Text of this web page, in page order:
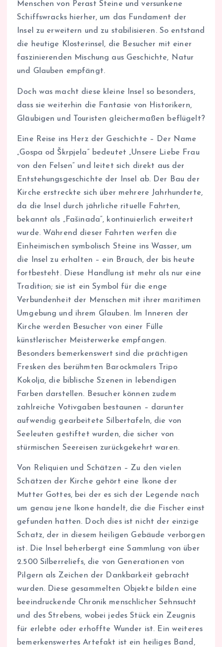
Menschen von Perast Steine und versunkene
Schiffswracks hierher, um das Fundament der
Insel zu erweitern und zu stabilisieren. So entstand
die heutige Klosterinsel, die Besucher mit einer
faszinierenden Mischung aus Geschichte, Natur
und Glauben empfängt.
Doch was macht diese kleine Insel so besonders,
dass sie weiterhin die Fantasie von Historikern,
Gläubigen und Touristen gleichermaßen beflügelt?
Eine Reise ins Herz der Geschichte – Der Name
„Gospa od Škrpjela“ bedeutet „Unsere Liebe Frau
von den Felsen“ und leitet sich direkt aus der
Entstehungsgeschichte der Insel ab. Der Bau der
Kirche erstreckte sich über mehrere Jahrhunderte,
da die Insel durch jährliche rituelle Fahrten,
bekannt als „Fašinada“, kontinuierlich erweitert
wurde. Während dieser Fahrten werfen die
Einheimischen symbolisch Steine ins Wasser, um
die Insel zu erhalten – ein Brauch, der bis heute
fortbesteht. Diese Handlung ist mehr als nur eine
Tradition; sie ist ein Symbol für die enge
Verbundenheit der Menschen mit ihrer maritimen
Umgebung und ihrem Glauben. Im Inneren der
Kirche werden Besucher von einer Fülle
künstlerischer Meisterwerke empfangen.
Besonders bemerkenswert sind die prächtigen
Fresken des berühmten Barockmalers Tripo
Kokolja, die biblische Szenen in lebendigen
Farben darstellen. Besucher können zudem
zahlreiche Votivgaben bestaunen – darunter
aufwendig gearbeitete Silbertafeln, die von
Seeleuten gestiftet wurden, die sicher von
stürmischen Seereisen zurückgekehrt waren.
Von Reliquien und Schätzen – Zu den vielen
Schätzen der Kirche gehört eine Ikone der
Mutter Gottes, bei der es sich der Legende nach
um genau jene Ikone handelt, die die Fischer einst
gefunden hatten. Doch dies ist nicht der einzige
Schatz, der in diesem heiligen Gebäude verborgen
ist. Die Insel beherbergt eine Sammlung von über
2.500 Silberreliefs, die von Generationen von
Pilgern als Zeichen der Dankbarkeit gebracht
wurden. Diese gesammelten Objekte bilden eine
beeindruckende Chronik menschlicher Sehnsucht
und des Strebens, wobei jedes Stück ein Zeugnis
für erlebte oder erhoffte Wunder ist. Ein weiteres
bemerkenswertes Artefakt ist ein heiliges Band,